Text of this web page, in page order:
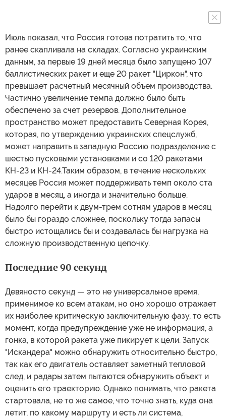
Июль показал, что Россия готова потратить то, что
ранее скапливала на складах. Согласно украинским
данным, за первые 19 дней месяца было запущено 107
баллистических ракет и еще 20 ракет "Циркон", что
превышает расчетный месячный объем производства.
Частично увеличение темпа должно было быть
обеспечено за счет резервов. Дополнительное
пространство может предоставить Северная Корея,
которая, по утверждению украинских спецслужб,
может направить в западную Россию подразделение с
шестью пусковыми установками и со 120 ракетами
КН-23 и КН-24.Таким образом, в течение нескольких
месяцев Россия может поддерживать темп около ста
ударов в месяц, а иногда и значительно больше.
Надолго перейти к двум-трем сотням ударов в месяц
было бы гораздо сложнее, поскольку тогда запасы
быстро истощались бы и создавалась бы нагрузка на
сложную производственную цепочку.
Последние 90 секунд
Девяносто секунд — это не универсальное время,
применимое ко всем атакам, но оно хорошо отражает
их наиболее критическую заключительную фазу, то есть
момент, когда предупреждение уже не информация, а
гонка, в которой ракета уже пикирует к цели. Запуск
"Искандера" можно обнаружить относительно быстро,
так как его двигатель оставляет заметный тепловой
след, и радары затем пытаются обнаружить объект и
оценить его траекторию. Однако понимать, что ракета
стартовала, не то же самое, что точно знать, куда она
летит, по какому маршруту и есть ли система,